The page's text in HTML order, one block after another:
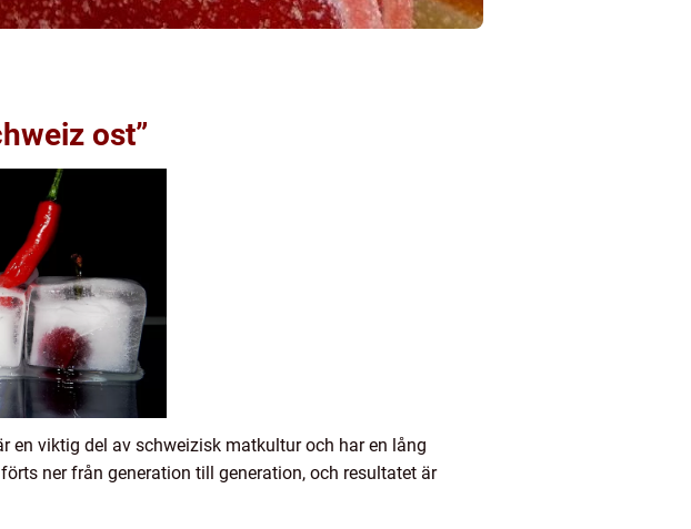
ost”
en viktig del av schweizisk matkultur och har en lång
ner från generation till generation, och resultatet är